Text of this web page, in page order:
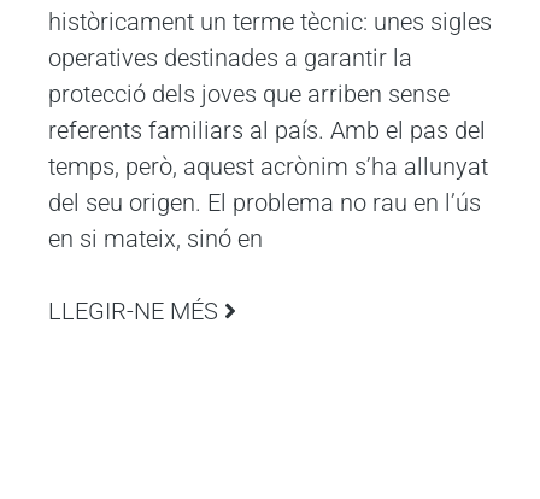
històricament un terme tècnic: unes sigles
operatives destinades a garantir la
protecció dels joves que arriben sense
referents familiars al país. Amb el pas del
temps, però, aquest acrònim s’ha allunyat
del seu origen. El problema no rau en l’ús
en si mateix, sinó en
LLEGIR-NE MÉS